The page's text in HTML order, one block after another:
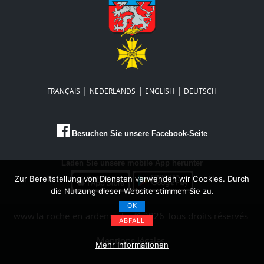
Zur Bereitstellung von Diensten verwenden wir Cookies. Durch
die Nutzung dieser Website stimmen Sie zu.
OK
ABFALL
Mehr Informationen
FRANÇAIS | NEDERLANDS | ENGLISH | DEUTSCH
Besuchen Sie unsere Facebook-Seite
www.la-roche-en-ardenne.be © 2026 Tous droits réservés.
Mentions légales